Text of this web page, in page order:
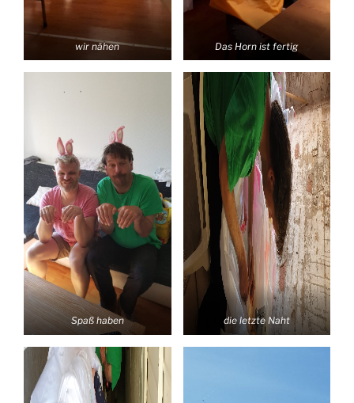
wir nähen Das Horn ist fertig
Spaß haben die letzte Naht